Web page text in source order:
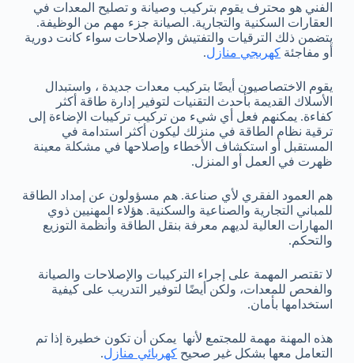
الفني هو محترف يقوم بتركيب وصيانة و تصليح المعدات في
العقارات السكنية والتجارية. الصيانة جزء مهم من الوظيفة.
يتضمن ذلك الترقيات والتفتيش والإصلاحات سواء كانت دورية
أو مفاجئة كهربجي منازل.
يقوم الاختصاصيون أيضًا بتركيب معدات جديدة ، واستبدال
الأسلاك القديمة بأحدث التقنيات لتوفير إدارة طاقة أكثر
كفاءة. يمكنهم فعل أي شيء من تركيب تركيبات الإضاءة إلى
ترقية نظام الطاقة في منزلك ليكون أكثر استدامة في
المستقبل أو استكشاف الأخطاء وإصلاحها في مشكلة معينة
ظهرت في العمل أو المنزل.
هم العمود الفقري لأي صناعة. هم مسؤولون عن إمداد الطاقة
للمباني التجارية والصناعية والسكنية. هؤلاء المهنيين ذوي
المهارات العالية لديهم معرفة بنقل الطاقة وأنظمة التوزيع
والتحكم.
لا تقتصر المهمة على إجراء التركيبات والإصلاحات والصيانة
والفحص للمعدات، ولكن أيضًا لتوفير التدريب على كيفية
استخدامها بأمان.
هذه المهنة مهمة للمجتمع لأنها يمكن أن تكون خطيرة إذا تم
التعامل معها بشكل غير صحيح كهربائي منازل.